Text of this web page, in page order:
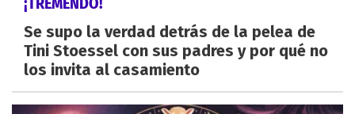
Se supo la verdad detrás de la pelea de
Tini Stoessel con sus padres y por qué no
los invita al casamiento